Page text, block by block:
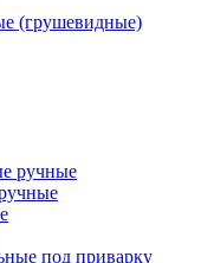
(грушевидные)
под приварку